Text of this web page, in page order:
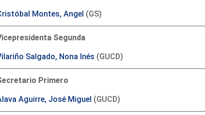
Montes, Angel (GS)
Segunda
Salgado, Nona Inés (GUCD)
Primero
Aguirre, José Miguel (GUCD)